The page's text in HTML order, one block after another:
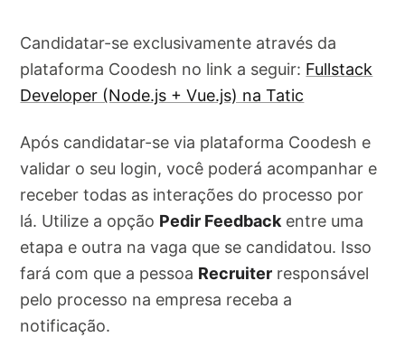
Candidatar-se exclusivamente através da
plataforma Coodesh no link a seguir: Fullstack
Developer (Node.js + Vue.js) na Tatic
Após candidatar-se via plataforma Coodesh e
validar o seu login, você poderá acompanhar e
receber todas as interações do processo por
lá. Utilize a opção Pedir Feedback entre uma
etapa e outra na vaga que se candidatou. Isso
fará com que a pessoa Recruiter responsável
pelo processo na empresa receba a
notificação.